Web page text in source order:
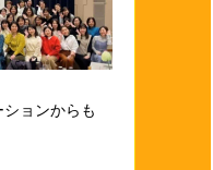
ョンからも